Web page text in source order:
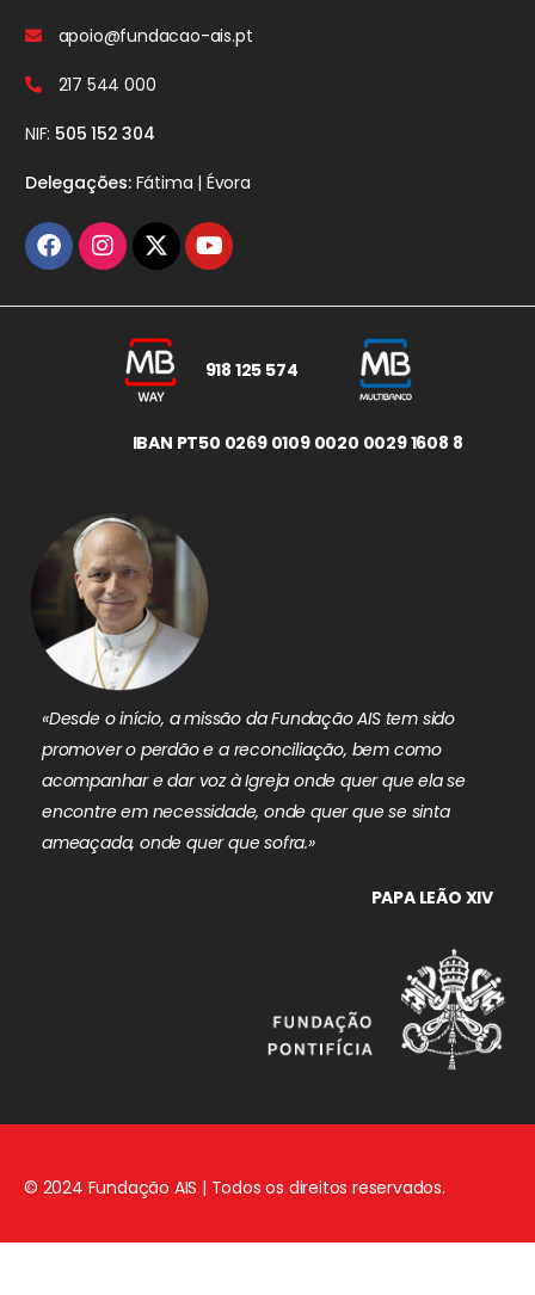
apoio@fundacao-ais.pt
217 544 000
NIF: 505 152 304
Delegações:Fátima | Évora
918 125 574
IBAN PT50 0269 0109 0020 0029 1608 8
«Desde o início, a missão da Fundação AIS tem sido
promover o perdão e a reconciliação, bem como
acompanhar e dar voz à Igreja onde quer que ela se
encontre em necessidade, onde quer que se sinta
ameaçada, onde quer que sofra.»
PAPA LEÃO XIV
© 2024 Fundação AIS | Todos os direitos reservados.